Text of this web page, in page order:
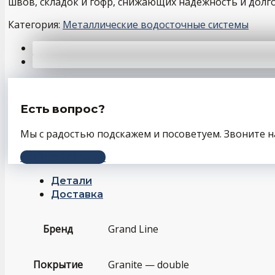
Категория: Металлические водосточные системы
Есть вопрос?
Мы с радостью подскажем и посоветуем. Звоните
+7 (343) 243-56-66
Детали
Доставка
Бренд Grand Line
Покрытие Granite — double